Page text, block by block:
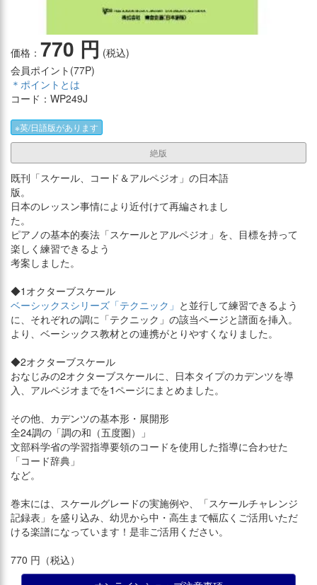
価格： 770 円 (税込)
会員ポイント(77P)
＊ポイントとは
コード：WP249J
※英/日語版があります
絶版
既刊「スケール、コード＆アルペジオ」の日本語
版。
日本のレッスン事情により近付けて再編されまし
た。
ピアノの基本的奏法「スケールとアルペジオ」を、目標を持って
楽しく練習できるよう
考案しました。
◆1オクターブスケール
ベーシックスシリーズ「テクニック」 と並行して練習できるよう
に、それぞれの調に「テクニック」の該当ページと譜面を挿入。
より、ベーシックス教材との連携がとりやすくなりました。
◆2オクターブスケール
おなじみの2オクターブスケールに、日本タイプのカデンツを導
入、アルペジオまでを1ページにまとめました。
その他、カデンツの基本形・展開形
全24調の「調の和（五度圏）」
文部科学省の学習指導要領のコードを使用した指導に合わせた
「コード辞典」
など。
巻末には、スケールグレードの実施例や、「スケールチャレンジ
記録表」を盛り込み、幼児から中・高生まで幅広くご活用いただ
ける楽譜になっています！是非ご活用ください。
770 円（税込）